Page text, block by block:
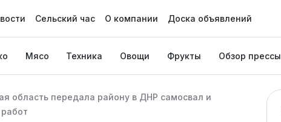
Сельский час О компании Доска объявлений
Мясо Техника Овощи Фрукты Обзор прессы
область передала району в ДНР самосвал и